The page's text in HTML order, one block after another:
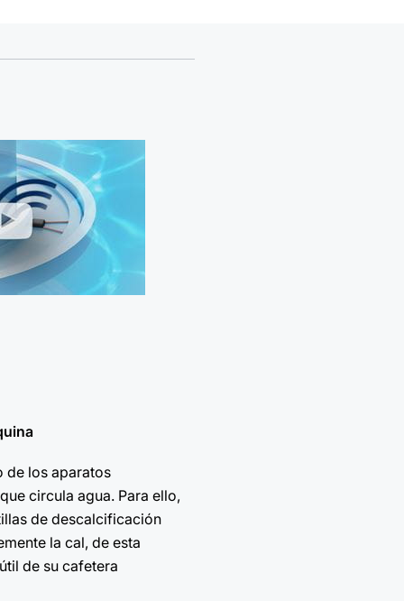
de los aparatos
circula agua. Para ello,
de descalcificación
la cal, de esta
de su cafetera